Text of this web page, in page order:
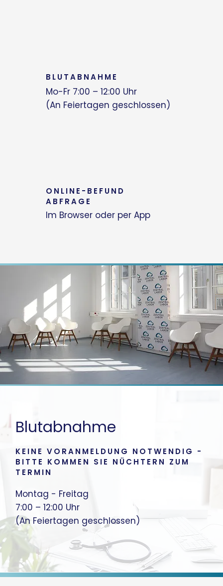
Mo-Fr 7:00 – 12:00 Uhr
(An Feiertagen geschlossen)
BLUTABNAHME
Im Browser oder per App
ONLINE-BEFUND
ABFRAGE
Blutabnahme
Montag - Freitag
7:00 – 12:00 Uhr
(An Feiertagen geschlossen)
KEINE VORANMELDUNG NOTWENDIG -
BITTE KOMMEN SIE NÜCHTERN ZUM
TERMIN